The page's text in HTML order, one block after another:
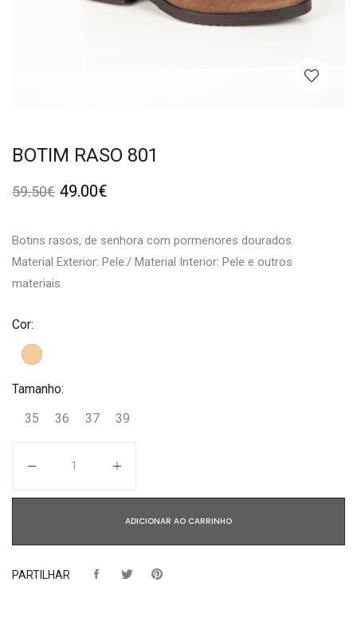
BOTIM RASO 801
59.50€ 49.00€
Botins rasos, de senhora com pormenores dourados.
Material Exterior: Pele./ Material Interior: Pele e outros
materiais.
Cor:
Tamanho:
35
36 37 39
ADICIONAR AO CARRINHO
PARTILHAR